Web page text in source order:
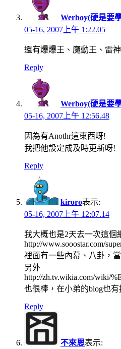
Werboy(硬是要
05-16, 2007上午 1:22.05
還有爆爆王、魔動王、雷
Reply
Werboy(硬是要
05-16, 2007上午 12:56.48
因為有Anothr這東西呀!
我把他設定成及時更新呀!
Reply
kiroro表示:
05-16, 2007上午 12:07.14
我大概也是2天去一次這個
http://www.sooostar.com/
裡面有一些內幕、八卦，
另外
http://zh.tv.wikia.com/wiki/
也很棒，在小弟的blog也有
Reply
不來恩表示: